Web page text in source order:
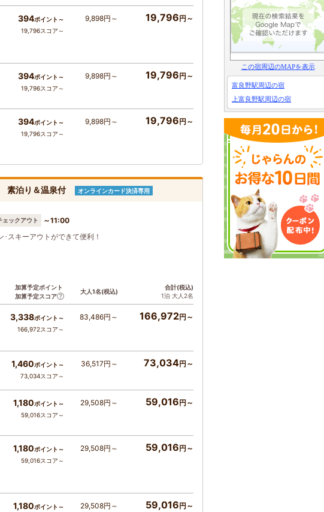
394ポイント～
19,796スコア～
9,898円～ 19,796円～
394ポイント～
19,796スコア～
9,898円～ 19,796円～
394ポイント～
19,796スコア～
9,898円～ 19,796円～
素泊り＆温泉付 オンラインカード決済専用
ェックアウト
～11:00
･スキーアウトができて便利！
加算予定ポイント
加算予定スコア
大人1名(税込)
合計(税込)
1泊 大人2名
3,338ポイント～
166,972スコア～
83,486円～ 166,972円～
1,460ポイント～
73,034スコア～
36,517円～ 73,034円～
1,180ポイント～
59,016スコア～
29,508円～ 59,016円～
1,180ポイント～
59,016スコア～
29,508円～ 59,016円～
1,180ポイント～
29,508円～ 59,016円～
この宿周辺のMAPを表示
富良野駅周辺の宿
上富良野駅周辺の宿